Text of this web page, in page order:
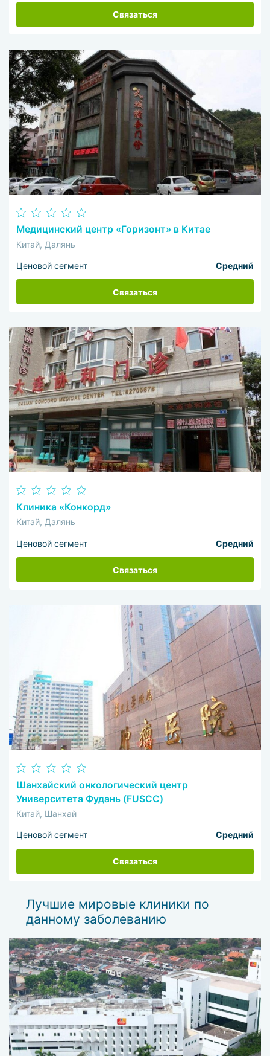
Связаться
Медицинский центр «Горизонт» в Китае
Китай, Далянь
Ценовой сегмент Средний
Связаться
Клиника «Конкорд»
Китай, Далянь
Ценовой сегмент Средний
Связаться
Шанхайский онкологический центр
Университета Фудань (FUSCC)
Китай, Шанхай
Ценовой сегмент Средний
Связаться
Лучшие мировые клиники по
данному заболеванию